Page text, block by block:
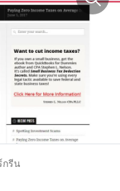
กรีน